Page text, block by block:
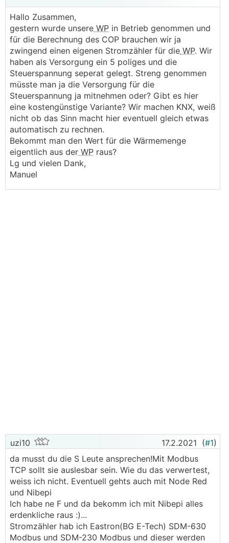
Hallo Zusammen,
gestern wurde unsere WP in Betrieb genommen und
für die Berechnung des COP brauchen wir ja
zwingend einen eigenen Stromzähler für die WP. Wir
haben als Versorgung ein 5 poliges und die
Steuerspannung seperat gelegt. Streng genommen
müsste man ja die Versorgung für die
Steuerspannung ja mitnehmen oder? Gibt es hier
eine kostengünstige Variante? Wir machen KNX, weiß
nicht ob das Sinn macht hier eventuell gleich etwas
automatisch zu rechnen.
Bekommt man den Wert für die Wärmemenge
eigentlich aus der WP raus?
Lg und vielen Dank,
Manuel
uzi10 17.2.2021 (#1)
da musst du die S Leute ansprechen!Mit Modbus
TCP sollt sie auslesbar sein. Wie du das verwertest,
weiss ich nicht. Eventuell gehts auch mit Node Red
und Nibepi
Ich habe ne F und da bekomm ich mit Nibepi alles
erdenkliche raus :)...
Stromzähler hab ich Eastron(BG E-Tech) SDM-630
Modbus und SDM-230 Modbus und dieser werden